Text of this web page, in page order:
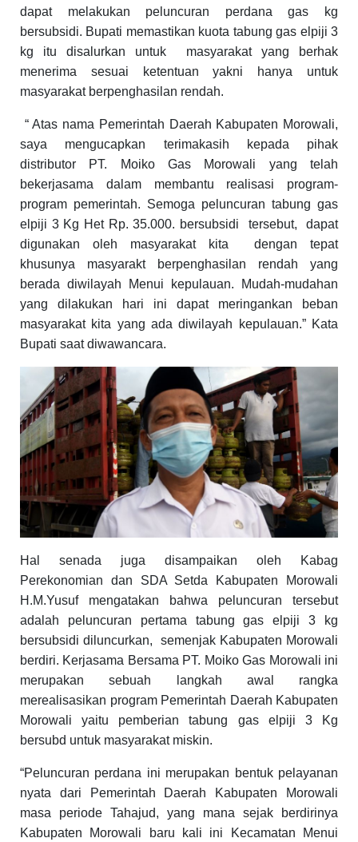
dapat melakukan peluncuran perdana gas kg
bersubsidi. Bupati memastikan kuota tabung gas elpiji 3
kg itu disalurkan untuk
masyarakat yang berhak
menerima sesuai ketentuan yakni hanya untuk
masyarakat berpenghasilan rendah.
“ Atas nama Pemerintah Daerah Kabupaten Morowali,
saya mengucapkan terimakasih kepada pihak
distributor PT. Moiko Gas Morowali yang telah
bekerjasama dalam membantu realisasi program-
program pemerintah. Semoga peluncuran tabung gas
elpiji 3 Kg Het Rp. 35.000. bersubsidi
tersebut,
dapat
digunakan oleh masyarakat kita
dengan tepat
khusunya masyarakt berpenghasilan rendah yang
berada diwilayah Menui kepulauan. Mudah-mudahan
yang dilakukan hari ini dapat meringankan beban
masyarakat kita yang ada diwilayah kepulauan.” Kata
Bupati saat diwawancara.
Hal senada juga disampaikan oleh Kabag
Perekonomian dan SDA Setda Kabupaten Morowali
H.M.Yusuf mengatakan bahwa peluncuran tersebut
adalah peluncuran pertama tabung gas elpiji 3 kg
bersubsidi diluncurkan,
semenjak Kabupaten Morowali
berdiri. Kerjasama Bersama PT. Moiko Gas Morowali ini
merupakan sebuah langkah awal rangka
merealisasikan program Pemerintah Daerah Kabupaten
Morowali yaitu pemberian tabung gas elpiji 3 Kg
bersubd untuk masyarakat miskin.
“Peluncuran perdana ini merupakan bentuk pelayanan
nyata dari Pemerintah Daerah Kabupaten Morowali
masa periode Tahajud, yang mana sejak berdirinya
Kabupaten Morowali baru kali ini Kecamatan Menui